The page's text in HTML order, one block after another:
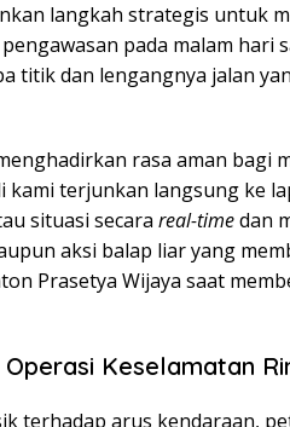
langkah strategis untuk
pada malam hari
titik dan lengangnya jalan
rasa aman bagi
kami terjunkan langsung ke
situasi secara real-timedan
aksi balap liar yang
Prasetya Wijaya saat
Keselamatan
terhadap arus kendaraan,